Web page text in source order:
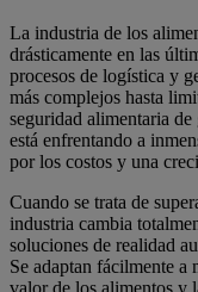
La industria de los
drásticamente en las
procesos de logística y
más complejos hasta
seguridad alimentaria de
está enfrentando a
por los costos y una
Cuando se trata de
industria cambia
soluciones de realidad
Se adaptan fácilmente a